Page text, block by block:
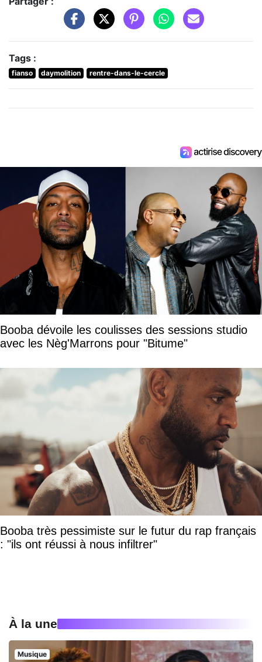
Tags :
fianso daymolition rentre-dans-le-cercle
Booba dévoile les coulisses des sessions studio
avec les Nèg'Marrons pour "Bitume"
Booba très pessimiste sur le futur du rap français
: "ils ont réussi à nous infiltrer"
À la une
Musique